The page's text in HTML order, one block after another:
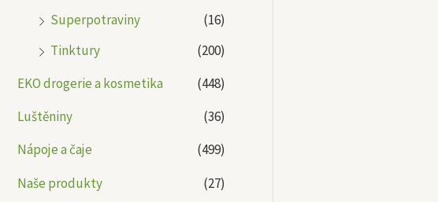
Superpotraviny
(16)
Tinktury
(200)
EKO drogerie a kosmetika
(448)
Luštěniny
(36)
Nápoje a čaje
(499)
Naše produkty
(27)